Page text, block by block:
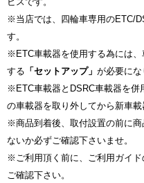
※当店では、四輪車専用のETC/
す。
※ETC車載器を使用する為には
する 「セットアップ」 が必要にな
※ETC車載器とDSRC車載器を併
の車載器を取り外してから新車載
※商品到着後、取付設置の前に
ないか必ずご確認下さいませ。
※ご利用頂く前に、ご利用ガイド
ご確認下さい。